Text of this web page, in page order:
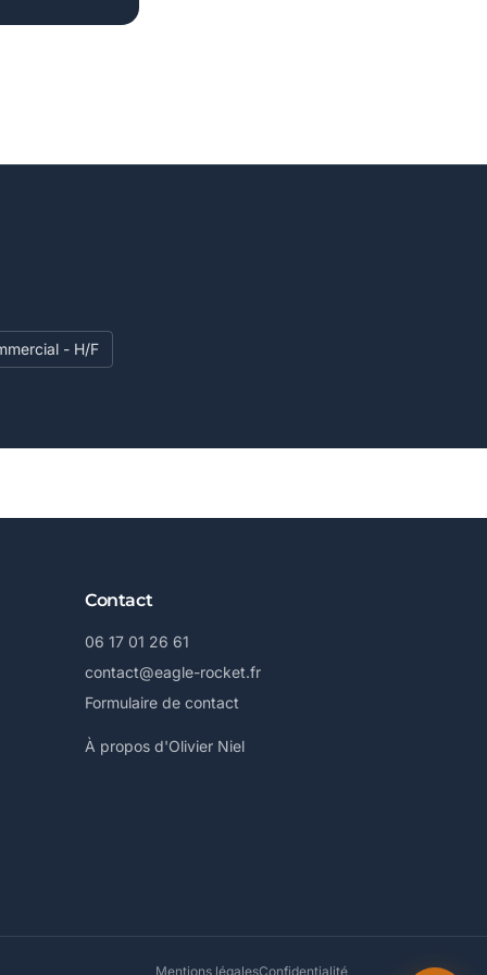
- H/F
Contact
06 17 01 26 61
contact@eagle-rocket.fr
Formulaire de contact
À propos d'Olivier Niel
Mentions légalesConfidentialité